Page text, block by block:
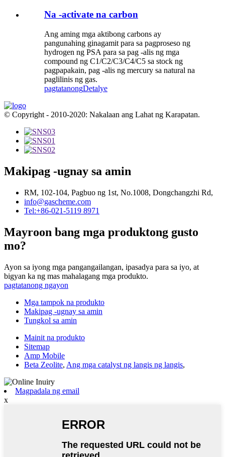
Na -activate na carbon
Ang aming mga aktibong carbons ay
pangunahing ginagamit para sa pagproseso ng
hydrogen ng PSA para sa pag -alis ng mga
compound ng C1/C2/C3/C4/C5 sa stock ng
pagpapakain, pag -alis ng mercury sa natural na
paglilinis ng gas.
pagtatanongDetalye
© Copyright - 2010-2020: Nakalaan ang Lahat ng Karapatan.
Makipag -ugnay sa amin
RM, 102-104, Pagbuo ng 1st, No.1008, Dongchangzhi Rd,
info@gascheme.com
Tel:+86-021-5119 8971
Mayroon bang mga produktong gusto
mo?
Ayon sa iyong mga pangangailangan, ipasadya para sa iyo, at
bigyan ka ng mas mahalagang mga produkto.
pagtatanong ngayon
Mga tampok na produkto
Makipag -ugnay sa amin
Tungkol sa amin
Mainit na produkto
Sitemap
Amp Mobile
Beta Zeolite, Ang mga catalyst ng langis ng langis,
Magpadala ng email
x